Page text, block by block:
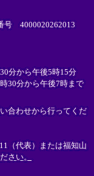
号 4000020262013
分から午後5時15分
30分から午後7時まで
合わせから行ってくだ
（代表）または福知山
さい。